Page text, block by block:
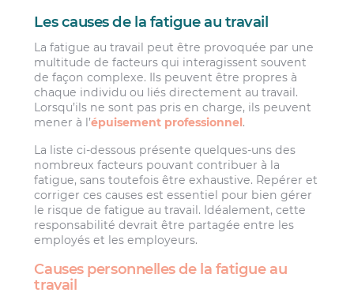
Les causes de la fatigue au travail
La fatigue au travail peut être provoquée par une
multitude de facteurs qui interagissent souvent
de façon complexe. Ils peuvent être propres à
chaque individu ou liés directement au travail.
Lorsqu’ils ne sont pas pris en charge, ils peuvent
mener à l’épuisement professionnel.
La liste ci-dessous présente quelques-uns des
nombreux facteurs pouvant contribuer à la
fatigue, sans toutefois être exhaustive. Repérer et
corriger ces causes est essentiel pour bien gérer
le risque de fatigue au travail. Idéalement, cette
responsabilité devrait être partagée entre les
employés et les employeurs.
Causes personnelles de la fatigue au
travail